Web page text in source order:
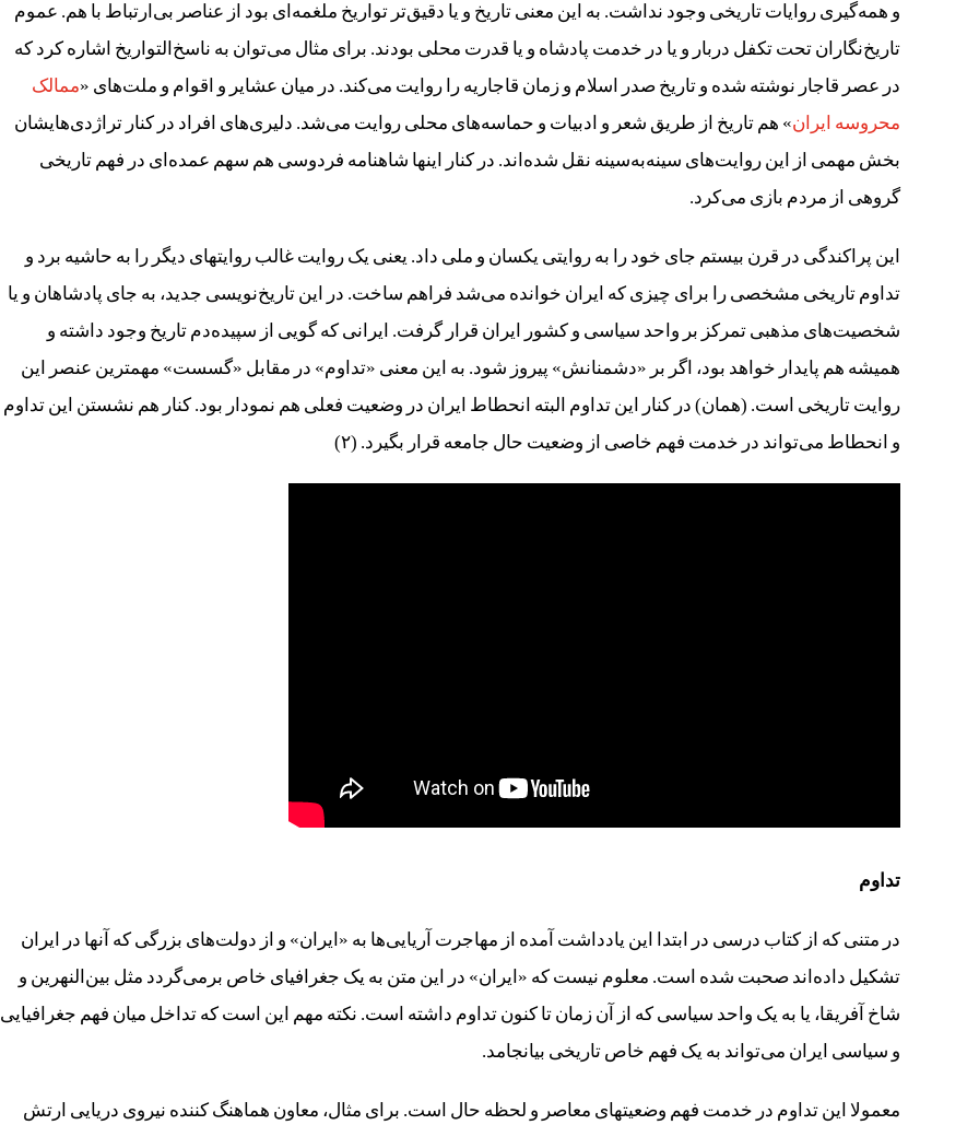
و همه‌گیری روایات تاریخی وجود نداشت. به این معنی تاریخ و یا دقیق‌تر تواریخ ملغمه‌ای بود از عناصر بی‌ارتباط با هم. عموم
تاریخ‌نگاران تحت تکفل دربار و یا در خدمت پادشاه و یا قدرت محلی بودند. برای مثال می‌توان به ناسخ‌التواریخ اشاره کرد که
در عصر قاجار نوشته شده و تاریخ صدر اسلام و زمان قاجاریه را روایت می‌کند. در میان عشایر و اقوام و ملت‌های «ممالک
محروسه ایران» هم تاریخ از طریق شعر و ادبیات و حماسه‌های محلی روایت می‌شد. دلیری‌های افراد در کنار تراژدی‌هایشان
بخش مهمی از این روایت‌های سینه‌به‌سینه نقل شده‌اند. در کنار اینها شاهنامه فردوسی هم سهم عمده‌ای در فهم تاریخی
گروهی از مردم بازی می‌کرد.
این پراکندگی در قرن بیستم جای خود را به روایتی یکسان و ملی داد. یعنی یک روایت غالب روایتهای دیگر را به حاشیه برد و
تداوم تاریخی مشخصی را برای چیزی که ایران خوانده می‌شد فراهم ساخت. در این تاریخ‌نویسی جدید، به جای پادشاهان و یا
شخصیت‌های مذهبی تمرکز بر واحد‌ سیاسی و کشور ایران قرار گرفت. ایرانی که گویی از سپیده‌دم تاریخ وجود داشته و
همیشه هم پایدار خواهد بود، اگر بر «دشمنانش» پیروز شود. به این معنی «تداوم» در مقابل «گسست» مهمترین عنصر این
روایت تاریخی است. (همان) در کنار این تداوم البته انحطاط ایران در وضعیت فعلی هم نمودار بود. کنار هم نشستن این تداوم
و انحطاط می‌تواند در خدمت فهم خاصی از وضعیت حال جامعه قرار بگیرد. (۲)
تداوم
در متنی که از کتاب درسی در ابتدا این یادداشت آمده از مهاجرت آریایی‌ها به «ایران» و از دولت‌های بزرگی که آنها در ایران
تشکیل داده‌اند صحبت شده است. معلوم نیست که «ایران» در این متن به یک جغرافیای خاص برمی‌گردد مثل بین‌النهرین و
شاخ آفریقا، یا به یک واحد سیاسی که از آن زمان تا کنون تداوم داشته است. نکته مهم این است که تداخل میان فهم جغرافیایی
و سیاسی ایران می‌تواند به یک فهم خاص تاریخی بیانجامد.
معمولا این تداوم در خدمت فهم وضعیتهای معاصر و لحظه حال است. برای مثال، معاون هماهنگ کننده نیروی دریایی ارتش